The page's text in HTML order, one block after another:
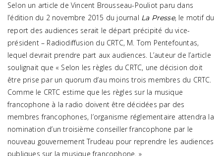
Selon un article de Vincent Brousseau-Pouliot paru dans
l’édition du 2 novembre 2015 du journal La Presse, le motif du
report des audiences serait le départ précipité du vice-
président – Radiodiffusion du CRTC, M. Tom Pentefountas,
lequel devrait prendre part aux audiences. L’auteur de l’article
soulignait que « Selon les règles du CRTC, une décision doit
être prise par un quorum d’au moins trois membres du CRTC.
Comme le CRTC estime que les règles sur la musique
francophone à la radio doivent être décidées par des
membres francophones, l’organisme réglementaire attendra la
nomination d’un troisième conseiller francophone par le
nouveau gouvernement Trudeau pour reprendre les audiences
publiques sur la musique francophone. »